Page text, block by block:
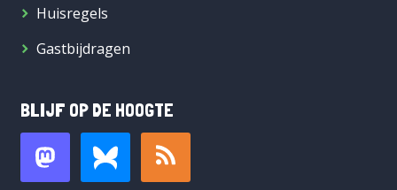
Huisregels
Gastbijdragen
BLIJF OP DE HOOGTE